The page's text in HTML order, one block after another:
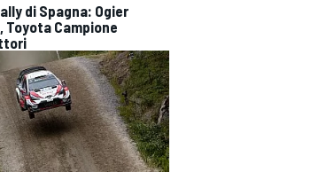
di Spagna: Ogier
Toyota Campione